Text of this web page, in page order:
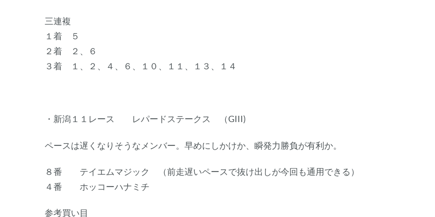
三連複
１着 ５
２着 ２、６
３着 １、２、４、６、１０、１１、１３、１４
・新潟１１レース レパードステークス （GIII)
ペースは遅くなりそうなメンバー。早めにしかけか、瞬発力勝負が有利か。
８番 テイエムマジック （前走遅いペースで抜け出しが今回も通用できる）
４番 ホッコーハナミチ
参考買い目